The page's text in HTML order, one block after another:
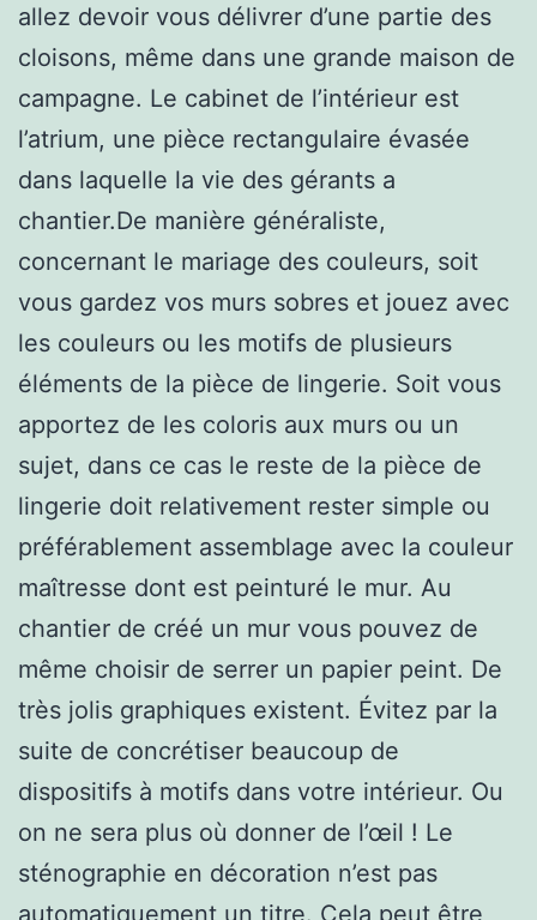
allez devoir vous délivrer d’une partie des
cloisons, même dans une grande maison de
campagne. Le cabinet de l’intérieur est
l’atrium, une pièce rectangulaire évasée
dans laquelle la vie des gérants a
chantier.De manière généraliste,
concernant le mariage des couleurs, soit
vous gardez vos murs sobres et jouez avec
les couleurs ou les motifs de plusieurs
éléments de la pièce de lingerie. Soit vous
apportez de les coloris aux murs ou un
sujet, dans ce cas le reste de la pièce de
lingerie doit relativement rester simple ou
préférablement assemblage avec la couleur
maîtresse dont est peinturé le mur. Au
chantier de créé un mur vous pouvez de
même choisir de serrer un papier peint. De
très jolis graphiques existent. Évitez par la
suite de concrétiser beaucoup de
dispositifs à motifs dans votre intérieur. Ou
on ne sera plus où donner de l’œil ! Le
sténographie en décoration n’est pas
automatiquement un titre. Cela peut être